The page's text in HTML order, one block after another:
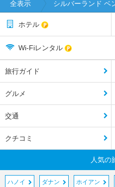
全表示 シルバーランド ベ
ホテル
Wi-Fiレンタル
旅行ガイド
グルメ
交通
クチコミ
人気の
ハノイ ダナン ホイアン